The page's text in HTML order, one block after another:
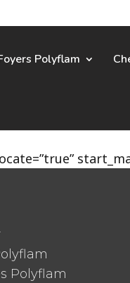
Polyflam
Polyflam